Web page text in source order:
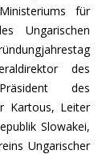
für
Ungarischen
des
des
Kartous, Leiter
Slowakei,
Ungarischer